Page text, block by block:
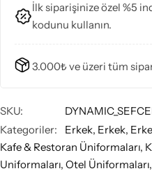
İlk siparişinize özel %5
kodunu kullanın.
3.000₺ ve üzeri tüm
SKU:
Kategoriler:
Erkek, Erkek,
Kafe & Restoran Üniformaları,
Uniformaları, Otel Üniformaları,